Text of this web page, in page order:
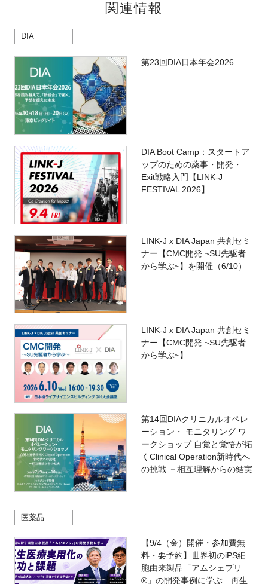
関連情報
DIA
第23回DIA日本年会2026
DIA Boot Camp：スタートア
ップのための薬事・開発・
Exit戦略入門【LINK-J
FESTIVAL 2026】
LINK-J x DIA Japan 共創セミ
ナー【CMC開発 ~SU先駆者
から学ぶ~】を開催（6/10）
LINK-J x DIA Japan 共創セミ
ナー【CMC開発 ~SU先駆者
から学ぶ~】
第14回DIAクリニカルオペレ
ーション・ モニタリング ワ
ークショップ 自覚と覚悟が拓
くClinical Operation新時代へ
の挑戦 －相互理解からの結実
医薬品
【9/4（金）開催・参加費無
料・要予約】世界初のiPS細
胞由来製品「アムシェプリ
®」の開発事例に学ぶ 再生